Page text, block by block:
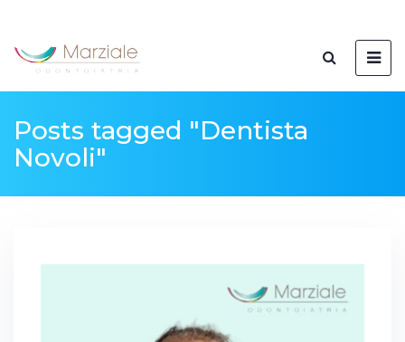
Posts tagged "Dentista
Novoli"